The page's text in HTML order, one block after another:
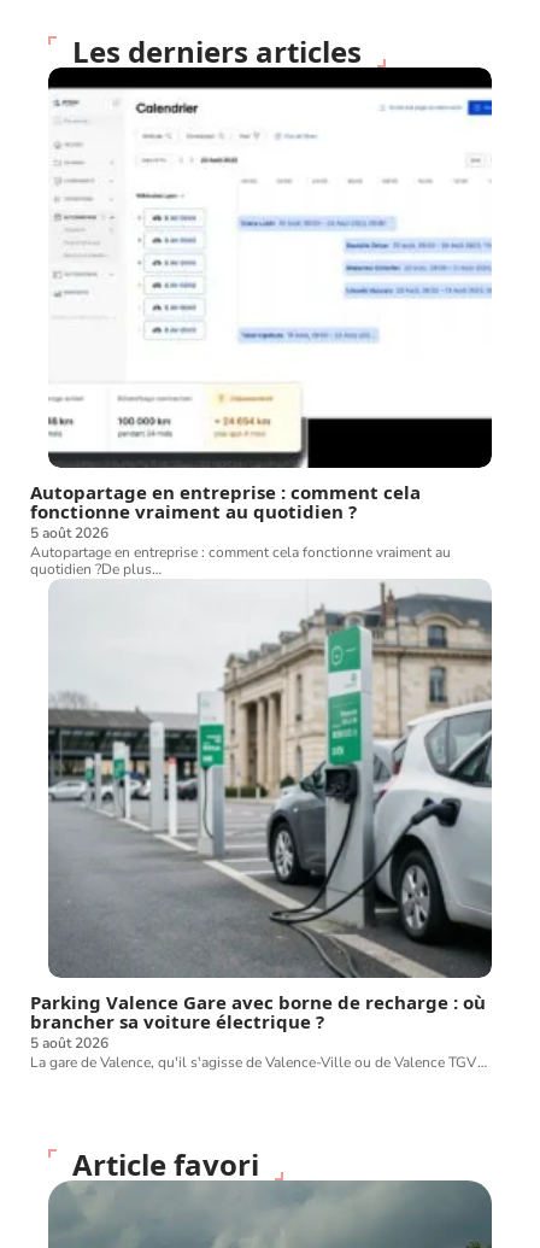
Les derniers articles
Autopartage en entreprise : comment cela
fonctionne vraiment au quotidien ?
5 août 2026
Autopartage en entreprise : comment cela fonctionne vraiment au
quotidien ?De plus…
Parking Valence Gare avec borne de recharge : où
brancher sa voiture électrique ?
5 août 2026
La gare de Valence, qu'il s'agisse de Valence-Ville ou de Valence TGV…
Article favori